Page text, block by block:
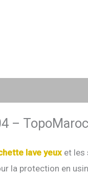
– TopoMaroc
lave yeux et les
la protection en